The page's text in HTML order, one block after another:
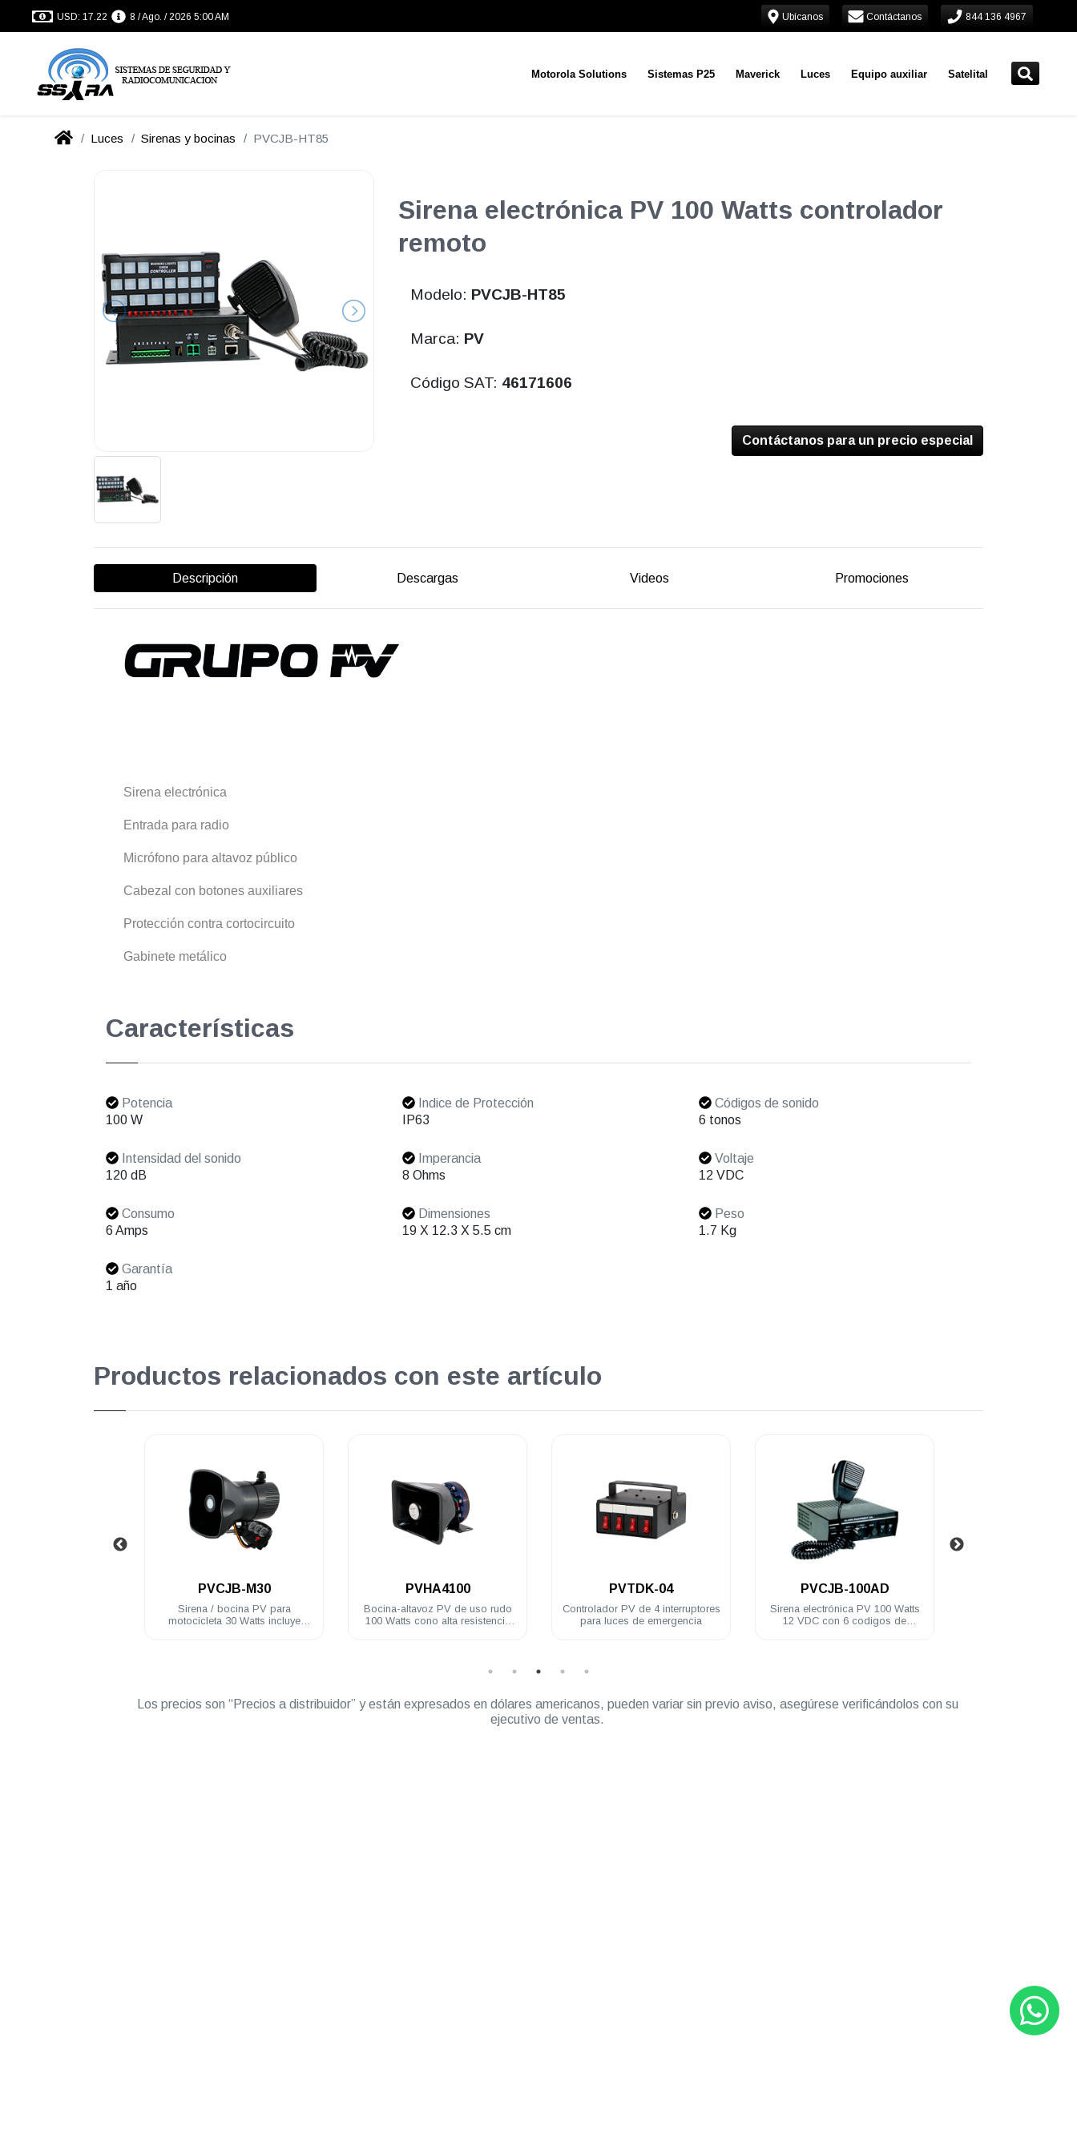
USD: 17.22 8 / Ago. / 2026 5:00 AM Ubícanos Contáctanos 844 136 4967
Motorola Solutions Sistemas P25 Maverick Luces Equipo auxiliar Satelital
Luces Sirenas y bocinas PVCJB-HT85
Sirena electrónica PV 100 Watts controlador
remoto
Modelo: PVCJB-HT85
Marca: PV
Código SAT: 46171606
Contáctanos para un precio especial
Descripción Descargas Videos Promociones
Sirena electrónica
Entrada para radio
Micrófono para altavoz público
Cabezal con botones auxiliares
Protección contra cortocircuito
Gabinete metálico
Características
Potencia
100 W
Indice de Protección
IP63
Códigos de sonido
6 tonos
Intensidad del sonido
120 dB
Imperancia
8 Ohms
Voltaje
12 VDC
Consumo
6 Amps
Dimensiones
19 X 12.3 X 5.5 cm
Peso
1.7 Kg
Garantía
1 año
Productos relacionados con este artículo
PVHA4100
Bocina-altavoz PV de uso rudo
100 Watts cono alta resistencia
PVTDK-04
Controlador PV de 4 interruptores
para luces de emergencia
PVCJB-100AD
Sirena electrónica PV 100 Watts
12 VDC con 6 codigos de
PCC6R
Controlador para torreta Whelen
de 6 switches
Los precios son “Precios a distribuidor” y están expresados en dólares americanos, pueden variar sin previo aviso, asegúrese verificándolos con su
ejecutivo de ventas.